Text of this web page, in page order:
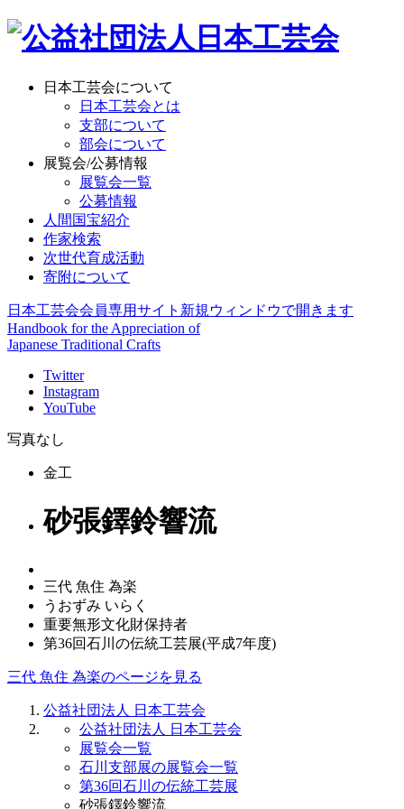
日本工芸会について
日本工芸会とは
支部について
部会について
展覧会/公募情報
展覧会一覧
公募情報
人間国宝紹介
作家検索
次世代育成活動
寄附について
日本工芸会会員専用サイト 新規ウィンドウで開きます
Handbook for the Appreciation of
Japanese Traditional Crafts
Twitter
Instagram
YouTube
写真なし
金工
砂張鐸鈴響流
三代 魚住 為楽
うおずみ いらく
重要無形文化財保持者
第36回石川の伝統工芸展(平成7年度)
三代 魚住 為楽のページを見る
公益社団法人 日本工芸会
公益社団法人 日本工芸会
展覧会一覧
石川支部展の展覧会一覧
第36回石川の伝統工芸展
砂張鐸鈴響流